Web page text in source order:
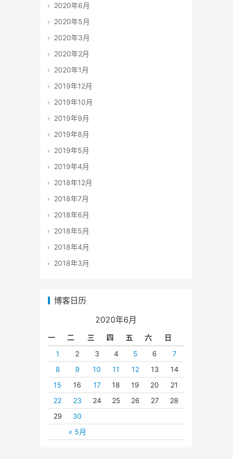
2020年6月
2020年5月
2020年3月
2020年2月
2020年1月
2019年12月
2019年10月
2019年9月
2019年8月
2019年5月
2019年4月
2018年12月
2018年7月
2018年6月
2018年5月
2018年4月
2018年3月
博客日历
2020年6月
一 二 三 四 五 六 日
« 5月
1 2 3 4 5 6
7
8
9 10 11 12 13
14
15
16 17 18 19 20
21
22
23 24 25 26 27
28
29
30